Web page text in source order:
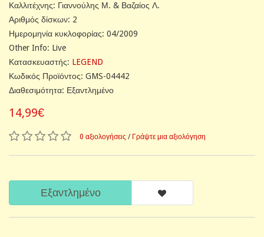
Καλλιτέχνης: Γιαννούλης Μ. & Βαζαίος Λ.
Αριθμός δίσκων: 2
Ημερομηνία κυκλοφορίας: 04/2009
Other Info: Live
Κατασκευαστής: LEGEND
Κωδικός Προϊόντος: GMS-04442
Διαθεσιμότητα: Εξαντλημένο
14,99€
0 αξιολογήσεις / Γράψτε μια αξιολόγηση
Εξαντλημένο